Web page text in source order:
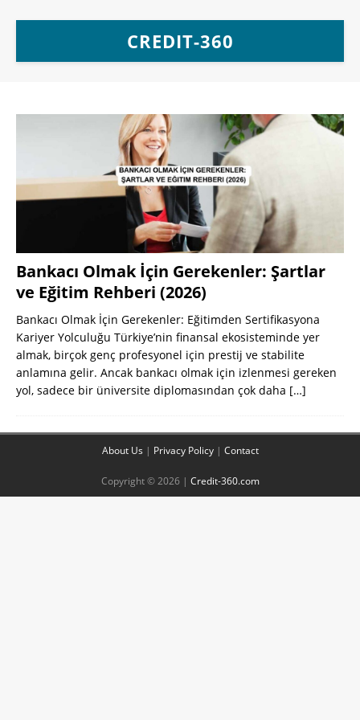
CREDIT-360
Bankacı Olmak İçin Gerekenler: Şartlar
ve Eğitim Rehberi (2026)
Bankacı Olmak İçin Gerekenler: Eğitimden Sertifikasyona
Kariyer Yolculuğu Türkiye’nin finansal ekosisteminde yer
almak, birçok genç profesyonel için prestij ve stabilite
anlamına gelir. Ancak bankacı olmak için izlenmesi gereken
yol, sadece bir üniversite diplomasından çok daha […]
About Us | Privacy Policy| Contact
Copyright © 2026 | Credit-360.com